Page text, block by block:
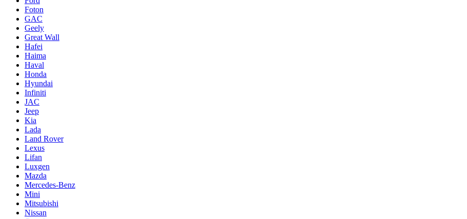
Foton
GAC
Geely
Great Wall
Hafei
Haima
Haval
Honda
Hyundai
Infiniti
JAC
Jeep
Kia
Lada
Land Rover
Lexus
Lifan
Luxgen
Mazda
Mercedes-Benz
Mini
Mitsubishi
Nissan